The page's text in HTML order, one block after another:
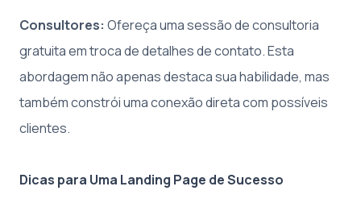
Consultores: Ofereça uma sessão de consultoria
gratuita em troca de detalhes de contato. Esta
abordagem não apenas destaca sua habilidade, mas
também constrói uma conexão direta com possíveis
clientes.
Dicas para Uma Landing Page de Sucesso